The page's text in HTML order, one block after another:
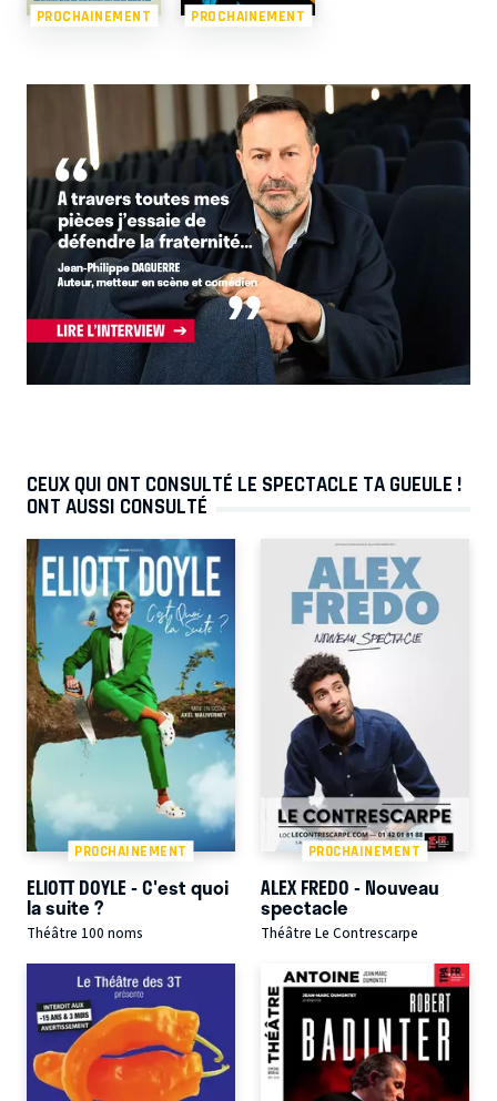
PROCHAINEMENT PROCHAINEMENT
CEUX QUI ONT CONSULTÉ LE SPECTACLE TA GUEULE !
ONT AUSSI CONSULTÉ
PROCHAINEMENT
ELIOTT DOYLE - C'est quoi
la suite ?
Théâtre 100 noms
PROCHAINEMENT
ALEX FREDO - Nouveau
spectacle
Théâtre Le Contrescarpe